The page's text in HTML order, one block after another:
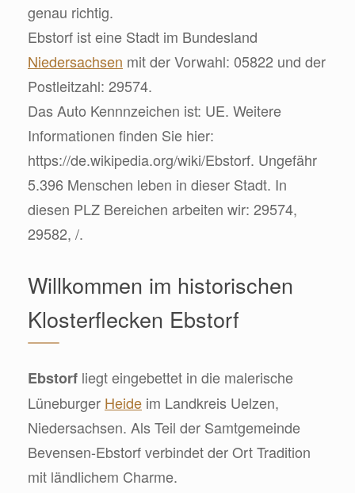
genau richtig.
Ebstorf ist eine Stadt im Bundesland
Niedersachsen mit der Vorwahl: 05822 und der
Postleitzahl: 29574.
Das Auto Kennnzeichen ist: UE. Weitere
Informationen finden Sie hier:
https://de.wikipedia.org/wiki/Ebstorf. Ungefähr
5.396 Menschen leben in dieser Stadt. In
diesen PLZ Bereichen arbeiten wir: 29574,
29582, /.
Willkommen im historischen
Klosterflecken Ebstorf
Ebstorf liegt eingebettet in die malerische
Lüneburger Heide im Landkreis Uelzen,
Niedersachsen. Als Teil der Samtgemeinde
Bevensen-Ebstorf verbindet der Ort Tradition
mit ländlichem Charme.